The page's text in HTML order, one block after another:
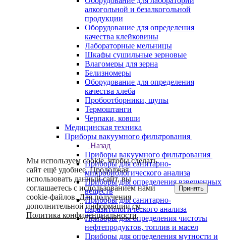
алкогольной и безалкогольной
продукции
Оборудование для определения
качества клейковины
Лабораторные мельницы
Шкафы сушильные зерновые
Влагомеры для зерна
Белизномеры
Оборудование для определения
качества хлеба
Пробоотборники, щупы
Термоштанги
Черпаки, ковши
Медицинская техника
Приборы вакуумного фильтрования
Назад
Приборы вакуумного фильтрования
Приборы для санитарно-
микробиологического анализа
Приборы для определения взвешенных
веществ
Приборы для санитарно-
паразитологического анализа
Приборы для определения чистоты
нефтепродуктов, топлив и масел
Приборы для определения мутности и
Мы используем cookie, чтобы сделать
сайт ещё удобнее. Продолжая
использовать данный сайт, вы
соглашаетесь с использованием нами
cookie-файлов. Для получения
дополнительной информации см.
Политика конфиденциальности.
Принять